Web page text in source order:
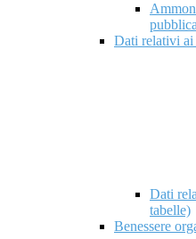
Dati relativi ai
Dati
tabelle)
Benessere